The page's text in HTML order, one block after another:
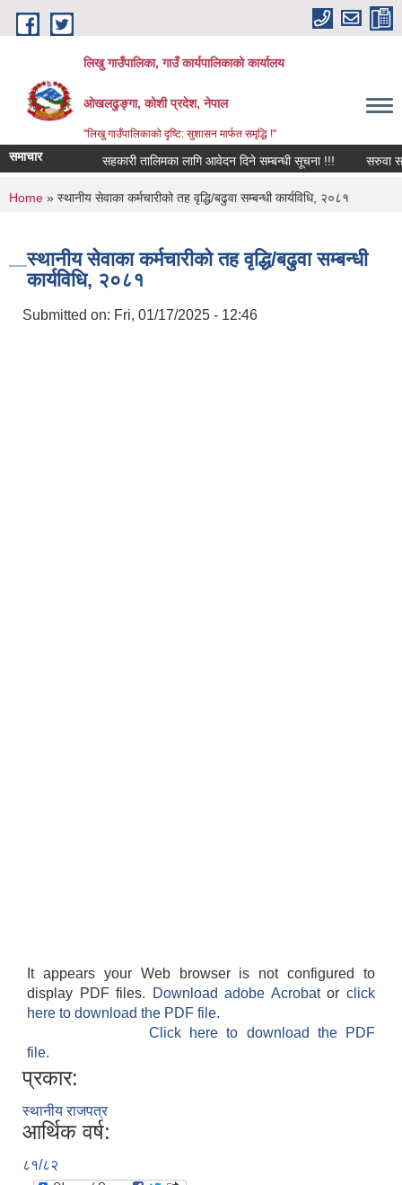
Skip to main content
लिखु गाउँपालिका, गाउँ कार्यपालिकाको कार्यालय
ओखलढुङ्गा, कोशी प्रदेश, नेपाल
"लिखु गाउँपालिकाको दृष्टि: सुशासन मार्फत समृद्धि !"
समाचार सहकारी तालिमका लागि आवेदन दिने सम्बन्धी सूचना !!! सरुवा
You are here
Home » स्थानीय सेवाका कर्मचारीको तह वृद्धि/बढुवा सम्बन्धी कार्यविधि, २०८१
स्थानीय सेवाका कर्मचारीको तह वृद्धि/बढुवा सम्बन्धी
कार्यविधि, २०८१
Submitted on: Fri, 01/17/2025 - 12:46
It appears your Web browser is not configured to
display PDF files.
Download adobe Acrobatorclick
here to download the PDF file.
Click here to download the PDF
file.
प्रकार:
स्थानीय राजपत्र
आर्थिक वर्ष:
८१/८२